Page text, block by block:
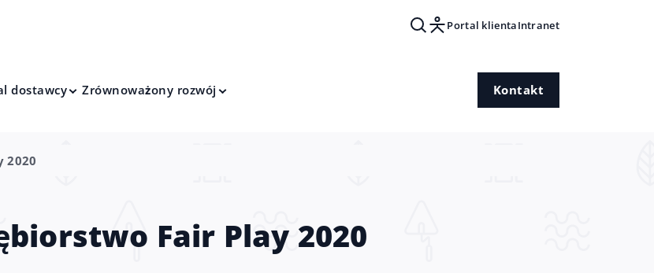
Portal klientaIntranet
dostawcy Zrównoważony rozwój Kontakt
2020
Fair Play 2020